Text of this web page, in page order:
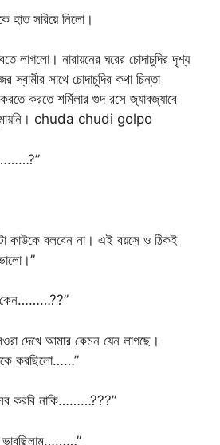
হাত সরিয়ে নিলো।
লাগলো। নারায়নের ঘরের চোদাচুদির দৃশ্য
সাথে চোদাচুদির কথা চিন্তা
করতে শর্মিলার গুদ রসে জ্যাবজ্যাবে
ঘুমায়নি। chuda chudi golpo
কাউকে বলবেন না। এই বয়সে ও ঠিকই
কেন………??”
দেখে আমার কেমন যেন লাগছে।
করছিলো……”
করবি নাকি………???”